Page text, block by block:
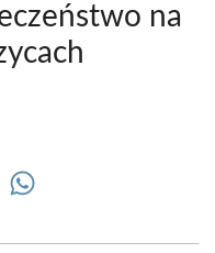
na
Share